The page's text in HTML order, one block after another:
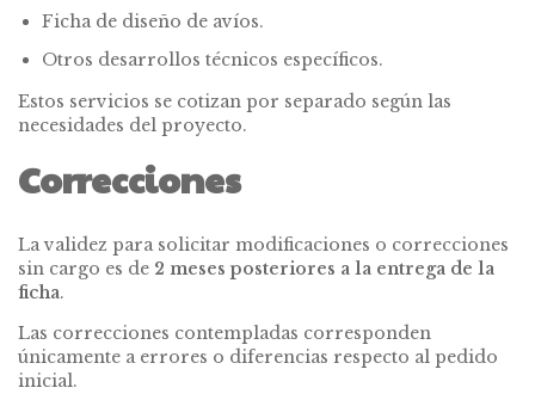
Ficha de diseño de avíos.
Otros desarrollos técnicos específicos.
Estos servicios se cotizan por separado según las
necesidades del proyecto.
Correcciones
La validez para solicitar modificaciones o correcciones
sin cargo es de 2 meses posteriores a la entrega de la
ficha.
Las correcciones contempladas corresponden
únicamente a errores o diferencias respecto al pedido
inicial.